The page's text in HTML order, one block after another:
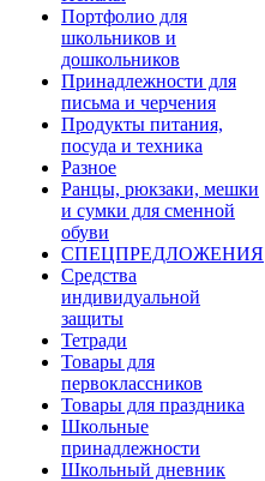
Портфолио для
школьников и
дошкольников
Принадлежности для
письма и черчения
Продукты питания,
посуда и техника
Разное
Ранцы, рюкзаки, мешки
и сумки для сменной
обуви
СПЕЦПРЕДЛОЖЕНИЯ
Средства
индивидуальной
защиты
Тетради
Товары для
первоклассников
Товары для праздника
Школьные
принадлежности
Школьный дневник